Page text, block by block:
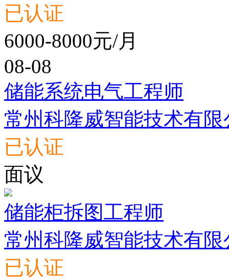
已认证
6000-8000元/月
08-08
储能系统电气工程师
常州科隆威智能技术有限
已认证
面议
储能柜拆图工程师
常州科隆威智能技术有限
已认证